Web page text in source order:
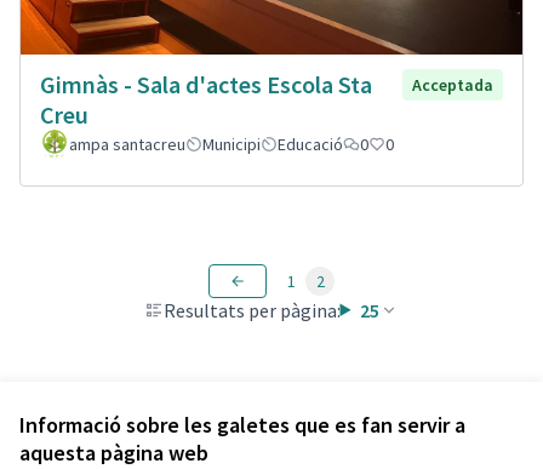
Informació sobre les galetes que es fan servir a
aquesta pàgina web
Gimnàs - Sala d'actes Escola Sta
Creu
Acceptada
ampa santacreu Municipi Educació 0 0
Resultats per pàgina: 25
1 2
Veure totes les propostes retirades